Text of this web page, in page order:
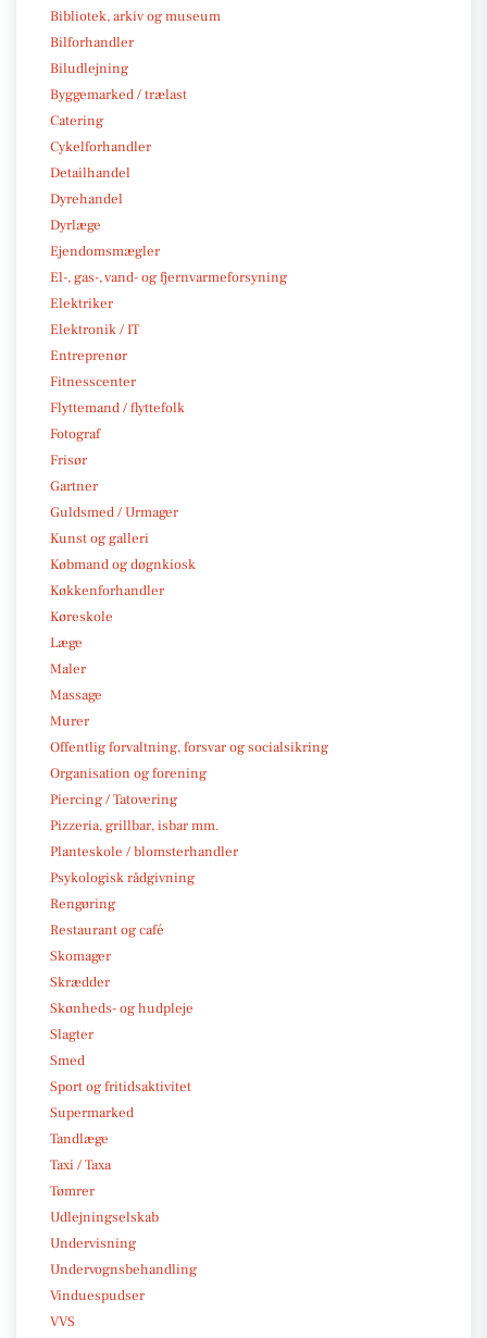
Bibliotek, arkiv og museum
Bilforhandler
Biludlejning
Byggemarked / trælast
Catering
Cykelforhandler
Detailhandel
Dyrehandel
Dyrlæge
Ejendomsmægler
El-, gas-, vand- og fjernvarmeforsyning
Elektriker
Elektronik / IT
Entreprenør
Fitnesscenter
Flyttemand / flyttefolk
Fotograf
Frisør
Gartner
Guldsmed / Urmager
Kunst og galleri
Købmand og døgnkiosk
Køkkenforhandler
Køreskole
Læge
Maler
Massage
Murer
Offentlig forvaltning, forsvar og socialsikring
Organisation og forening
Piercing / Tatovering
Pizzeria, grillbar, isbar mm.
Planteskole / blomsterhandler
Psykologisk rådgivning
Rengøring
Restaurant og café
Skomager
Skrædder
Skønheds- og hudpleje
Slagter
Smed
Sport og fritidsaktivitet
Supermarked
Tandlæge
Taxi / Taxa
Tømrer
Udlejningselskab
Undervisning
Undervognsbehandling
Vinduespudser
VVS